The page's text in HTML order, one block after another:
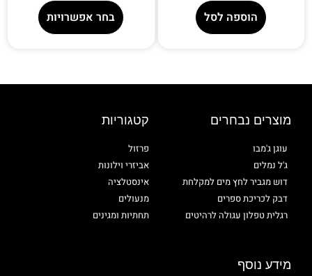
הוספה לסל בחר אפשרויות
מוצרים נבחרים
עוגן ג'מבו
ג'ל נמלים
דוש מגביר לחץ מים למקלחת
דבק לכריכת ספרים
רגלית טפלון עגולה לרהיטים
קטגוריות
פרזול
אביזרי וילונות
אינסטלציה
מנעולים
תחתיות ומגינים
מידע נוסף